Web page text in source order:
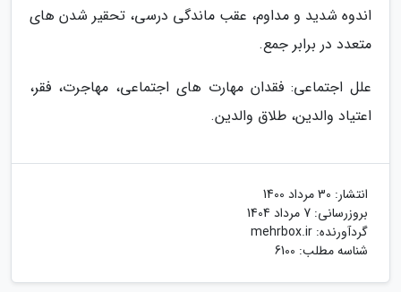
اندوه شدید و مداوم، عقب ماندگی درسی، تحقیر شدن های
متعدد در برابر جمع.
علل اجتماعی: فقدان مهارت های اجتماعی، مهاجرت، فقر،
اعتیاد والدین، طلاق والدین.
انتشار: 30 مرداد 1400
بروزرسانی: 7 مرداد 1404
گردآورنده: mehrbox.ir
شناسه مطلب: 6100